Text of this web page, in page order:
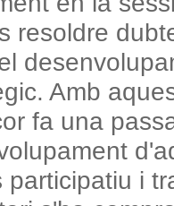
resoldre
Amb
fa una
participatiu i